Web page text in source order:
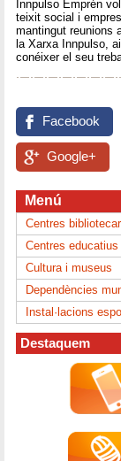
Innpulso Emprén
teixit social i
mantingut reunions
la Xarxa Innpulso,
conéixer el seu
Facebook
Google+
Menú
Centres
Centres educatius
Cultura i museus
Dependències
Instal·lacions
Destaquem